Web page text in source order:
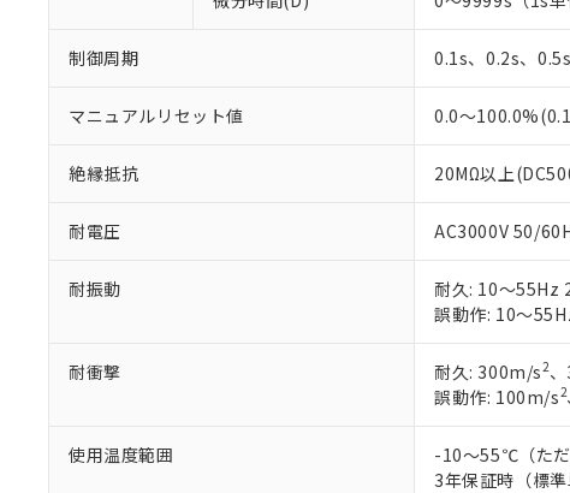
制御周期 0.1s、0.2s、
マニュアルリセット値 0.0～
絶縁抵抗 20MΩ以上
耐電圧 AC3000V 50/
耐振動 耐久: 10～55Hz
誤動作: 10～
耐衝撃 耐久: 300m/s2
誤動作: 100m/s2
使用温度範囲
-10～55℃（ただ
3年保証時（標